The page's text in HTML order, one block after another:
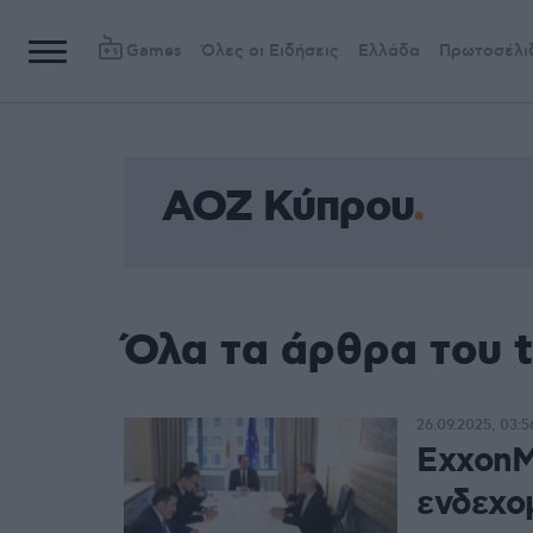
Games Όλες οι Ειδήσεις Ελλάδα
ΑΟΖ Κύπρου
Όλα τα άρθρα του
26.09.2025,